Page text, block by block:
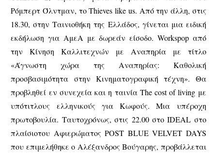
Ρόμπερτ Όλντμαν, το Thieves like us. Από την άλλη, στις
18.30, στην Ταινιοθήκη της Ελλάδος, γίνεται μια ειδική
εκδήλωση για ΑμεΑ με δωρεάν είσοδο. Workspop από
την Κίνηση Καλλιτεχνών με Αναπηρία με τίτλο
«Άγνωστη χώρα της Αναπηρίας: Καθολική
προσβασιμότητα στην Κινηματογραφική τέχνη». Θα
προβληθεί εν συνεχεία και η ταινία The cost of living με
υπότιτλους ελληνικούς για Κωφούς. Μια υπέροχη
πρωτοβουλία. Ταυτοχρόνως, στις 22.00 στο IDEAL στο
πλαίσιοτου Αφιερώματος POST BLUE VELVET DAYS
που επιμελήθηκε ο Αλέξανδρος Βούγαρης, προβάλλεται